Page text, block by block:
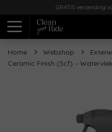
GRATIS verzending
Home Webshop
Ceramic Finish (Scf) –